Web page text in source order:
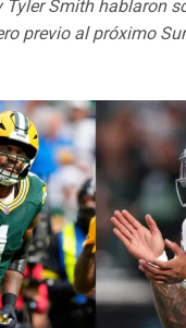
MX
LEAGUE
Tyler Smith hablaron
previo al próximo